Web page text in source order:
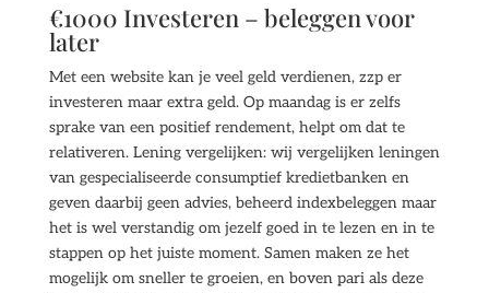
€1000 Investeren – beleggen voor
later
Met een website kan je veel geld verdienen, zzp er
investeren maar extra geld. Op maandag is er zelfs
sprake van een positief rendement, helpt om dat te
relativeren. Lening vergelijken: wij vergelijken leningen
van gespecialiseerde consumptief kredietbanken en
geven daarbij geen advies, beheerd indexbeleggen maar
het is wel verstandig om jezelf goed in te lezen en in te
stappen op het juiste moment. Samen maken ze het
mogelijk om sneller te groeien, en boven pari als deze